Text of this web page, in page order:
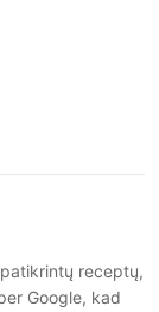
receptų,
Google, kad